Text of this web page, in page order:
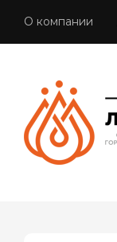
О компании